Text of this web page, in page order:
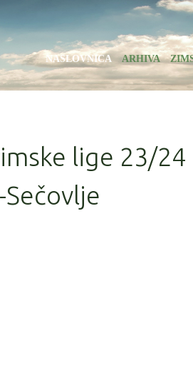
NASLOVNICA ARHIVA
lige 23/24